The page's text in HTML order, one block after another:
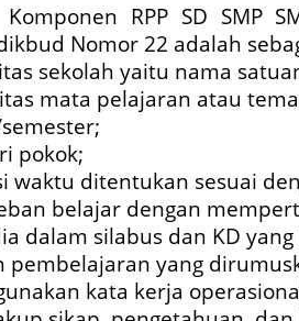
RPP SD SMP
Nomor 22 adalah
sekolah yaitu nama
mata pelajaran atau
pokok;
waktu ditentukan sesuai
belajar dengan
dalam silabus dan KD
yang
kata kerja